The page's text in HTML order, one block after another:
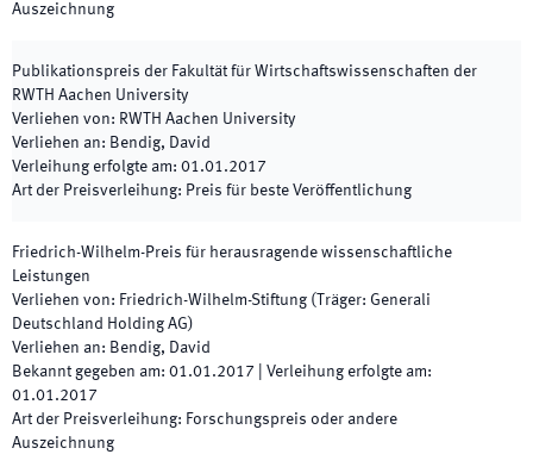
Auszeichnung
Publikationspreis der Fakultät für Wirtschaftswissenschaften der
RWTH Aachen University
Verliehen von: RWTH Aachen University
Verliehen an: Bendig, David
Verleihung erfolgte am: 01.01.2017
Art der Preisverleihung: Preis für beste Veröffentlichung
Friedrich-Wilhelm-Preis für herausragende wissenschaftliche
Leistungen
Verliehen von: Friedrich-Wilhelm-Stiftung (Träger: Generali
Deutschland Holding AG)
Verliehen an: Bendig, David
Bekannt gegeben am: 01.01.2017 Verleihung erfolgte am:
01.01.2017
Art der Preisverleihung: Forschungspreis oder andere
Auszeichnung